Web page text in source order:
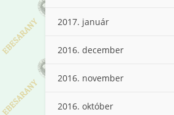
2017. január
2016. december
2016. november
2016. október